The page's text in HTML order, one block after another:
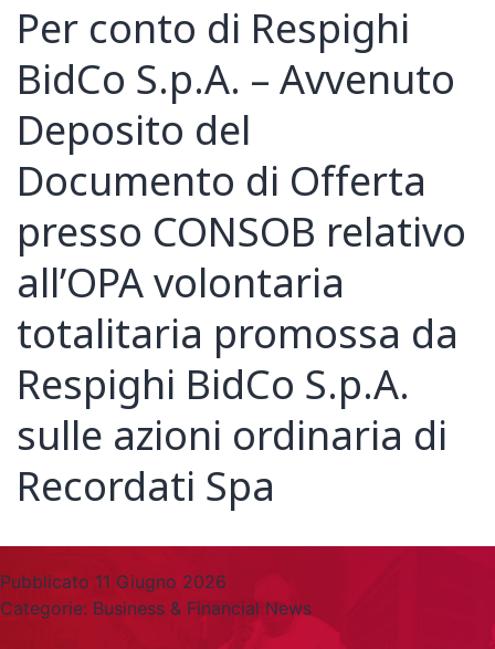
Per conto di Respighi
BidCo S.p.A. – Avvenuto
Deposito del
Documento di Offerta
presso CONSOB relativo
all’OPA volontaria
totalitaria promossa da
Respighi BidCo S.p.A.
sulle azioni ordinaria di
Recordati Spa
Pubblicato 11 Giugno 2026
Categorie: Business & Financial News